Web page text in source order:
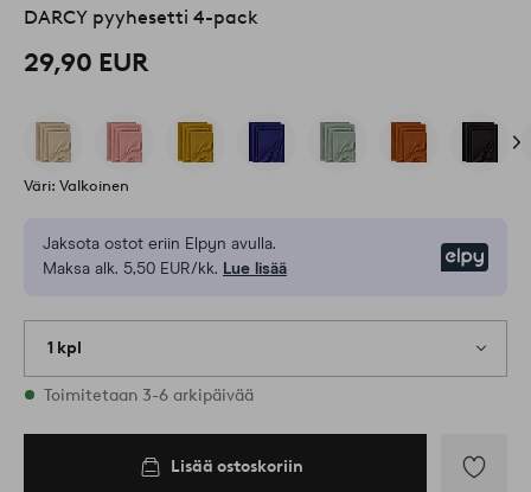
DARCY pyyhesetti 4-pack
29,90 EUR
Väri: Valkoinen
Jaksota ostot eriin Elpyn avulla.
Maksa alk. 5,50 EUR/kk. Lue lisää
1 kpl
Varastossa
Toimitetaan 3-6 arkipäivää
Lisää ostoskoriin